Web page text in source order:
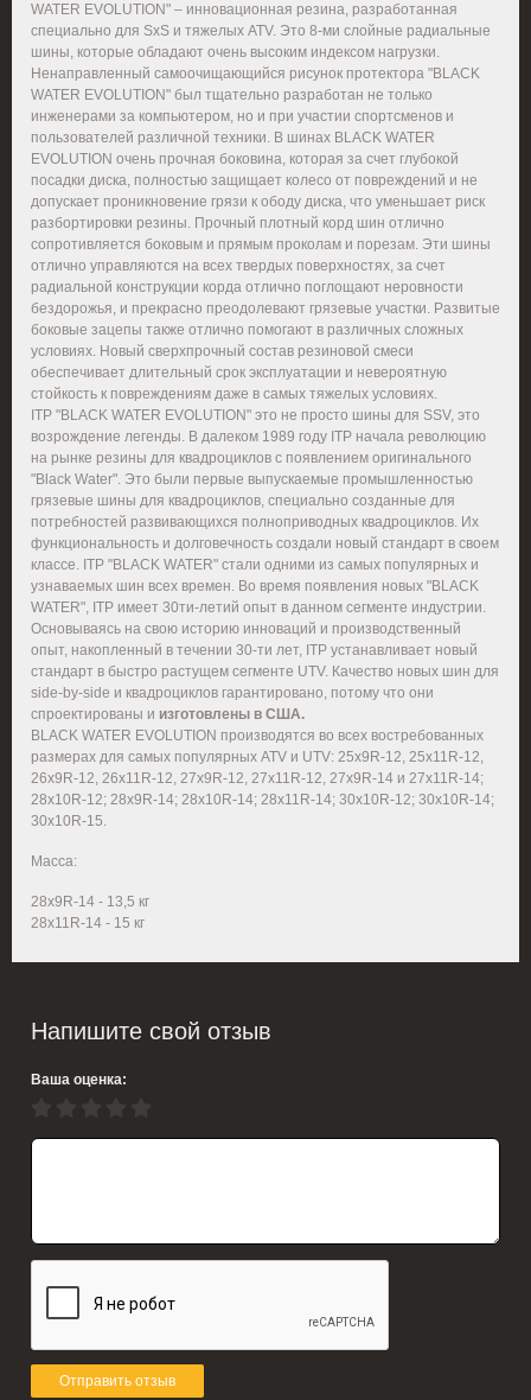
WATER EVOLUTION" – инновационная резина, разработанная
специально для SxS и тяжелых ATV. Это 8-ми слойные радиальные
шины, которые обладают очень высоким индексом нагрузки.
Ненаправленный самоочищающийся рисунок протектора "BLACK
WATER EVOLUTION" был тщательно разработан не только
инженерами за компьютером, но и при участии спортсменов и
пользователей различной техники. В шинах BLACK WATER
EVOLUTION очень прочная боковина, которая за счет глубокой
посадки диска, полностью защищает колесо от повреждений и не
допускает проникновение грязи к ободу диска, что уменьшает риск
разбортировки резины. Прочный плотный корд шин отлично
сопротивляется боковым и прямым проколам и порезам. Эти шины
отлично управляются на всех твердых поверхностях, за счет
радиальной конструкции корда отлично поглощают неровности
бездорожья, и прекрасно преодолевают грязевые участки. Развитые
боковые зацепы также отлично помогают в различных сложных
условиях. Новый сверхпрочный состав резиновой смеси
обеспечивает длительный срок эксплуатации и невероятную
стойкость к повреждениям даже в самых тяжелых условиях.
ITP "BLACK WATER EVOLUTION" это не просто шины для SSV, это
возрождение легенды. В далеком 1989 году ITP начала революцию
на рынке резины для квадроциклов с появлением оригинального
"Black Water". Это были первые выпускаемые промышленностью
грязевые шины для квадроциклов, специально созданные для
потребностей развивающихся полноприводных квадроциклов. Их
функциональность и долговечность создали новый стандарт в своем
классе. ITP "BLACK WATER" стали одними из самых популярных и
узнаваемых шин всех времен. Во время появления новых "BLACK
WATER", ITP имеет 30ти-летий опыт в данном сегменте индустрии.
Основываясь на свою историю инноваций и производственный
опыт, накопленный в течении 30-ти лет, ITP устанавливает новый
стандарт в быстро растущем сегменте UTV. Качество новых шин для
side-by-side и квадроциклов гарантировано, потому что они
спроектированы и изготовлены в США.
BLACK WATER EVOLUTION производятся во всех востребованных
размерах для самых популярных ATV и UTV: 25x9R-12, 25x11R-12,
26x9R-12, 26x11R-12, 27x9R-12, 27x11R-12, 27x9R-14 и 27x11R-14;
28x10R-12; 28x9R-14; 28x10R-14; 28x11R-14; 30x10R-12; 30x10R-14;
30x10R-15.
Масса:
28x9R-14 - 13,5 кг
28x11R-14 - 15 кг
Напишите свой отзыв
Ваша оценка:
Отправить отзыв